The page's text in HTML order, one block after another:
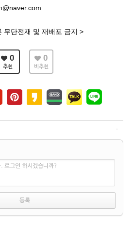
단전재 및 재배포 금지 >
0
추천
0
비추천
로그인 하시겠습니까?